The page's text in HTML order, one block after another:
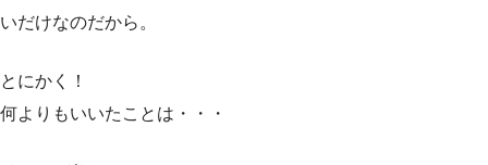
いだけなのだから。
とにかく！
何よりもいいたことは・・・